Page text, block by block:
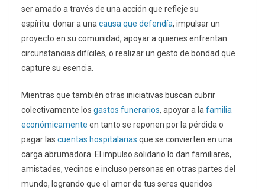
ser amado a través de una acción que refleje su
espíritu: donar a una causa que defendía, impulsar un
proyecto en su comunidad, apoyar a quienes enfrentan
circunstancias difíciles, o realizar un gesto de bondad que
capture su esencia.
Mientras que también otras iniciativas buscan cubrir
colectivamente los gastos funerarios, apoyar a la familia
económicamente en tanto se reponen por la pérdida o
pagar las cuentas hospitalarias que se convierten en una
carga abrumadora. El impulso solidario lo dan familiares,
amistades, vecinos e incluso personas en otras partes del
mundo, logrando que el amor de tus seres queridos